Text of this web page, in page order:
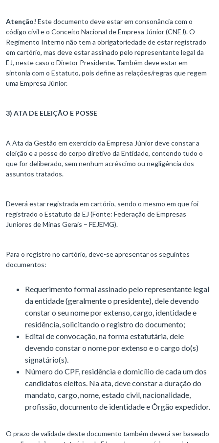
Atenção! Este documento deve estar em consonância com o
código civil e o Conceito Nacional de Empresa Júnior (CNEJ). O
Regimento Interno não tem a obrigatoriedade de estar registrado
em cartório, mas deve estar assinado pelo representante legal da
EJ, neste caso o Diretor Presidente. Também deve estar em
sintonia com o Estatuto, pois define as relações/regras que regem
uma Empresa Júnior.
3) ATA DE ELEIÇÃO E POSSE
A Ata da Gestão em exercício da Empresa Júnior deve constar a
eleição e a posse do corpo diretivo da Entidade, contendo tudo o
que for deliberado, sem nenhum acréscimo ou negligência dos
assuntos tratados.
Deverá estar registrada em cartório, sendo o mesmo em que foi
registrado o Estatuto da EJ (Fonte: Federação de Empresas
Juniores de Minas Gerais – FEJEMG).
Para o registro no cartório, deve-se apresentar os seguintes
documentos:
Requerimento formal assinado pelo representante legal
da entidade (geralmente o presidente), dele devendo
constar o seu nome por extenso, cargo, identidade e
residência, solicitando o registro do documento;
Edital de convocação, na forma estatutária, dele
devendo constar o nome por extenso e o cargo do(s)
signatário(s).
Número do CPF, residência e domicílio de cada um dos
candidatos eleitos. Na ata, deve constar a duração do
mandato, cargo, nome, estado civil, nacionalidade,
profissão, documento de identidade e Órgão expedidor.
O prazo de validade deste documento também deverá ser baseado